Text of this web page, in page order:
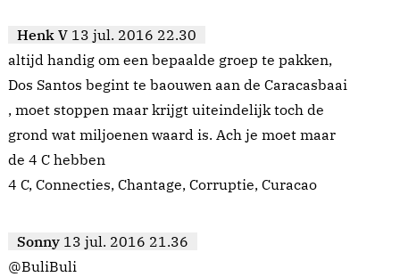
Henk V 13 jul. 2016 22.30
altijd handig om een bepaalde groep te pakken,
Dos Santos begint te baouwen aan de Caracasbaai
, moet stoppen maar krijgt uiteindelijk toch de
grond wat miljoenen waard is. Ach je moet maar
de 4 C hebben
4 C, Connecties, Chantage, Corruptie, Curacao
Sonny 13 jul. 2016 21.36
@BuliBuli